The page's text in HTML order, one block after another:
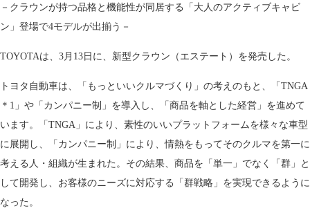
－クラウンが持つ品格と機能性が同居する「大人のアクティブキャビ
ン」登場で4モデルが出揃う－
TOYOTAは、3月13日に、新型クラウン（エステート）を発売した。
トヨタ自動車は、「もっといいクルマづくり」の考えのもと、「TNGA
＊1」や「カンパニー制」を導入し、「商品を軸とした経営」を進めて
います。「TNGA」により、素性のいいプラットフォームを様々な車型
に展開し、「カンパニー制」により、情熱をもってそのクルマを第一に
考える人・組織が生まれた。その結果、商品を「単一」でなく「群」と
して開発し、お客様のニーズに対応する「群戦略」を実現できるように
なった。